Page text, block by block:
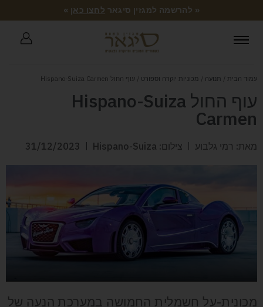
« להרשמה למגזין סיגאר לחצו כאן »
עמוד הבית / תנועה / מכוניות יוקרה וספורט / עוף החול Hispano-Suiza Carmen
עוף החול Hispano-Suiza
Carmen
מאת: רמי גלבוע צילום: Hispano-Suiza 31/12/2023
מכונית-על חשמלית החמושה במערכת הנעה של